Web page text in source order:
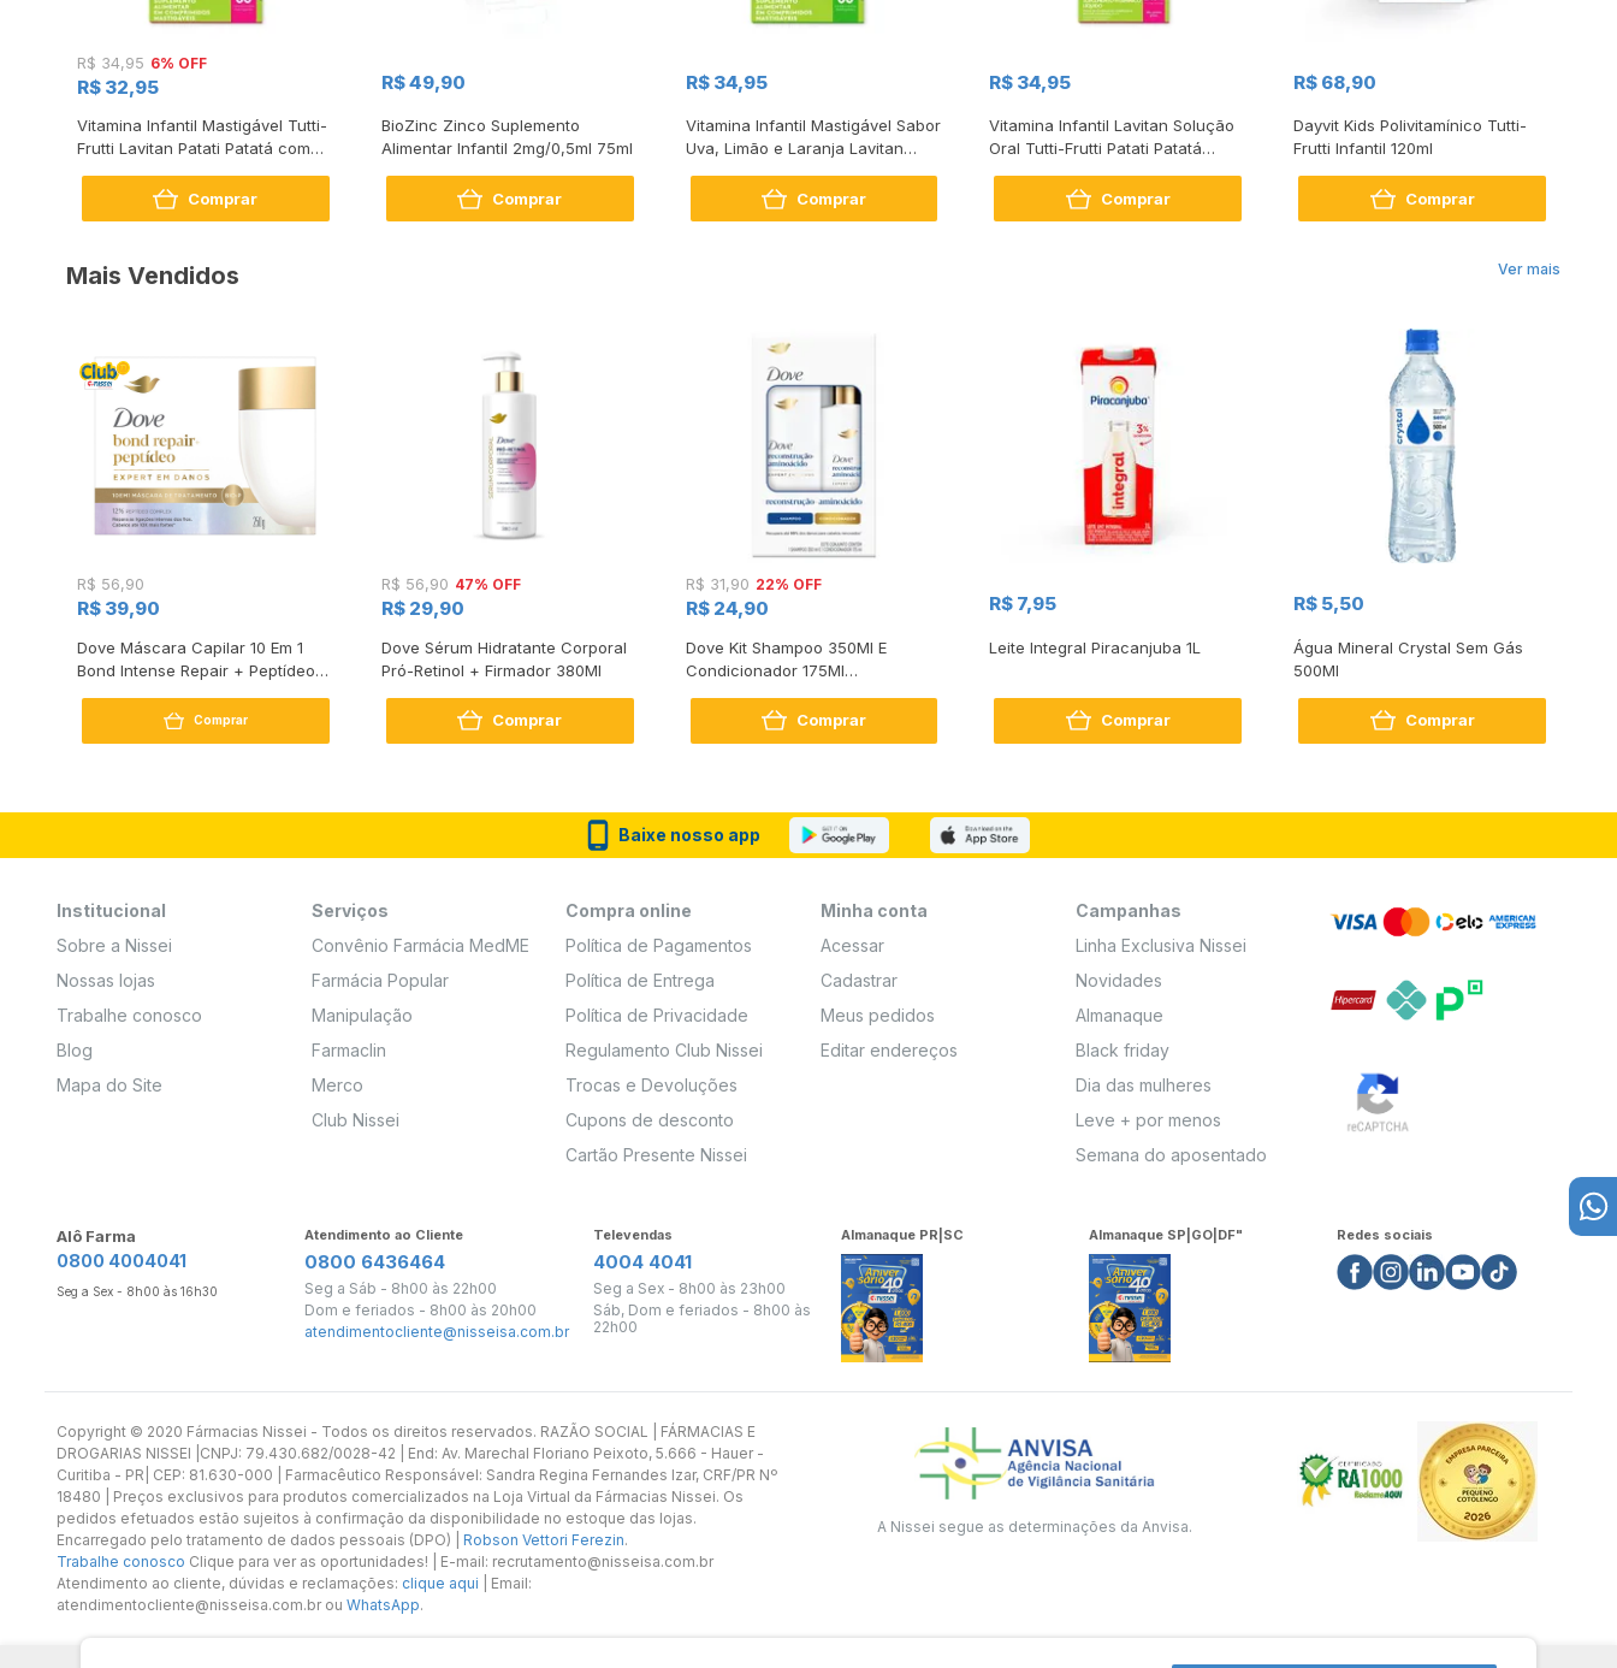
R$ 34,95 6% OFF
R$ 32,95
Vitamina Infantil Mastigável Tutti-
Frutti Lavitan Patati Patatá com
60 Comprimidos
Comprar
R$ 49,90
BioZinc Zinco Suplemento
Alimentar Infantil 2mg/0,5ml 75ml
Comprar
R$ 34,95
Vitamina Infantil Mastigável Sabor
Uva, Limão e Laranja Lavitan
Patati Patatá com 60
Comprimidos
Comprar
R$ 34,95
Vitamina Infantil Lavitan Solução
Oral Tutti-Frutti Patati Patatá
240mL
Comprar
R$ 68,90
Dayvit Kids Polivitamínico Tutti-
Frutti Infantil 120ml
Comprar
Ver mais
Mais Vendidos
R$ 56,90
R$ 39,90
Dove Máscara Capilar 10 Em 1
Bond Intense Repair + Peptídeo
Comprar
R$ 56,90 47% OFF
R$ 29,90
Dove Sérum Hidratante Corporal
Pró-Retinol + Firmador 380Ml
Comprar
R$ 31,90 22% OFF
R$ 24,90
Dove Kit Shampoo 350Ml E
Condicionador 175Ml
Comprar
R$ 7,95
Leite Integral Piracanjuba 1L
Comprar
R$ 5,50
Água Mineral Crystal Sem Gás
500Ml
Comprar
Baixe nosso app
Institucional
Sobre a Nissei
Nossas lojas
Trabalhe conosco
Blog
Mapa do Site
Serviços
Convênio Farmácia MedME
Farmácia Popular
Manipulação
Farmaclin
Merco
Club Nissei
Compra online
Política de Pagamentos
Política de Entrega
Política de Privacidade
Regulamento Club Nissei
Trocas e Devoluções
Cupons de desconto
Cartão Presente Nissei
Minha conta
Acessar
Cadastrar
Meus pedidos
Editar endereços
Campanhas
Linha Exclusiva Nissei
Novidades
Almanaque
Black friday
Dia das mulheres
Leve + por menos
Semana do aposentado
Alô Farma
0800 4004041
Seg a Sex - 8h00 às 16h30
Atendimento ao Cliente
0800 6436464
Seg a Sáb - 8h00 às 22h00
Dom e feriados - 8h00 às 20h00
atendimentocliente@nisseisa.com.br
Televendas
4004 4041
Seg a Sex - 8h00 às 23h00
Sáb, Dom e feriados - 8h00 às
22h00
Almanaque PR|SC Almanaque SP|GO|DF" Redes sociais
Copyright ©️ 2020 Fármacias Nissei - Todos os direitos reservados. RAZÃO SOCIAL | FÁRMACIAS E
DROGARIAS NISSEI |CNPJ: 79.430.682/0028-42 | End: Av. Marechal Floriano Peixoto, 5.666 - Hauer -
Curitiba - PR| CEP: 81.630-000 | Farmacêutico Responsável: Sandra Regina Fernandes Izar, CRF/PR Nº
18480 | Preços exclusivos para produtos comercializados na Loja Virtual da Fármacias Nissei. Os
pedidos efetuados estão sujeitos à confirmação da disponibilidade no estoque das lojas.
Encarregado pelo tratamento de dados pessoais (DPO) | Robson Vettori Ferezin.
Trabalhe conosco Clique para ver as oportunidades! | E-mail: recrutamento@nisseisa.com.br
Atendimento ao cliente, dúvidas e reclamações: clique aqui | Email:
atendimentocliente@nisseisa.com.br ou WhatsApp.
A Nissei segue as determinações da Anvisa.